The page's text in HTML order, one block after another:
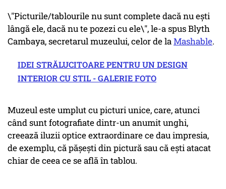
\"Picturile/tablourile nu sunt complete dacă nu ești
lângă ele, dacă nu te pozezi cu ele\", le-a spus Blyth
Cambaya, secretarul muzeului, celor de laMashable.
IDEI STRĂLUCITOARE PENTRU UN DESIGN
INTERIOR CU STIL - GALERIE FOTO
Muzeul este umplut cu picturi unice, care, atunci
când sunt fotografiate dintr-un anumit unghi,
creează iluzii optice extraordinare ce dau impresia,
de exemplu, că pășești din pictură sau că ești atacat
chiar de ceea ce se află în tablou.